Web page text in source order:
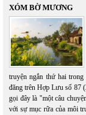
XÓM BỜ MƯƠNG
truyện ngắn thứ hai
đăng trên Hợp Lưu số 87
gọi đây là "một câu
với sự mục rữa của môi